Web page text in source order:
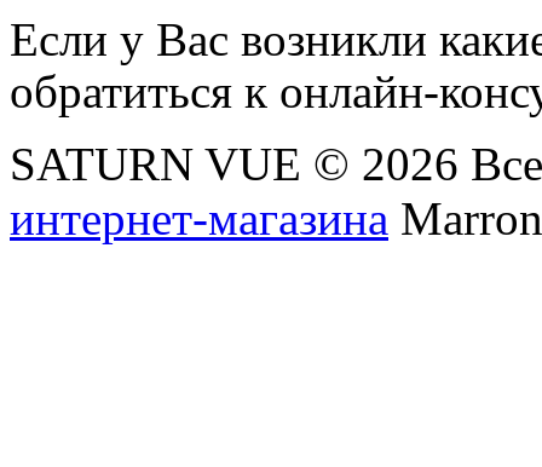
Если у Вас возникли
обратиться к онлайн-
SATURN VUE © 2026
интернет-магазина